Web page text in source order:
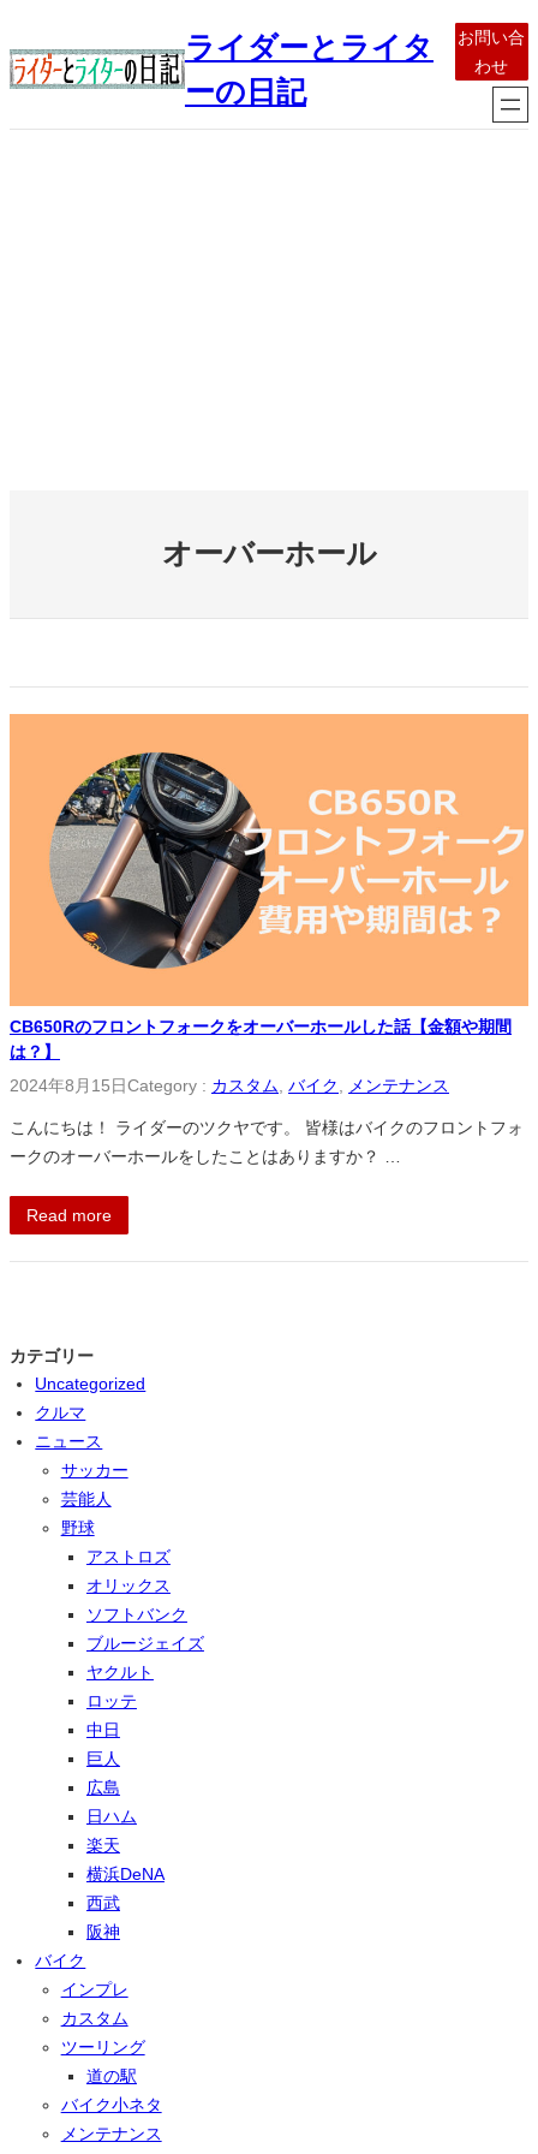
容
を
ライダーとライタ
ーの日記
お問い合
わせ
オーバーホール
CB650Rのフロントフォークをオーバーホールした話【金額や期間
は？】
2024年8月15日Category : カスタム バイク メンテナンス
こんにちは！ ライダーのツクヤです。 皆様はバイクのフロントフォ
ークのオーバーホールをしたことはありますか？ …
Read more
カテゴリー
Uncategorized
クルマ
ニュース
サッカー
芸能人
野球
アストロズ
オリックス
ソフトバンク
ブルージェイズ
ヤクルト
ロッテ
中日
巨人
広島
日ハム
楽天
横浜DeNA
西武
阪神
バイク
インプレ
カスタム
ツーリング
道の駅
バイク小ネタ
メンテナンス